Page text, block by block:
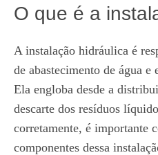
O que é a
A instalação hidráulica é
de abastecimento de água e
Ela engloba desde a
descarte dos resíduos
corretamente, é importante
componentes dessa